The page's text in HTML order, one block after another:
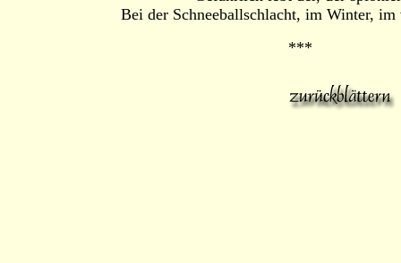
Bei der Schneeballschlacht, im Winter, im
***